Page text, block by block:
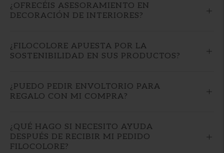
¿OFRECÉIS ASESORAMIENTO EN
DECORACIÓN DE INTERIORES?
¿FILOCOLORE APUESTA POR LA
SOSTENIBILIDAD EN SUS PRODUCTOS?
¿PUEDO PEDIR ENVOLTORIO PARA
REGALO CON MI COMPRA?
¿QUÉ HAGO SI NECESITO AYUDA
DESPUÉS DE RECIBIR MI PEDIDO
FILOCOLORE?